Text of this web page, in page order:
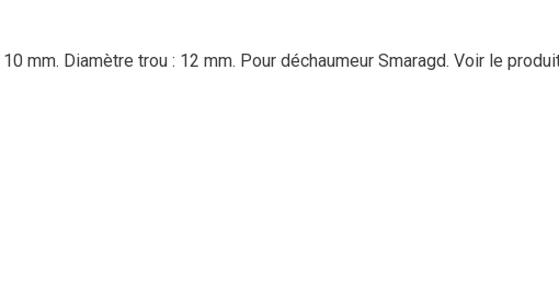
mm. Diamètre trou : 12 mm. Pour déchaumeur Smaragd. Voir le